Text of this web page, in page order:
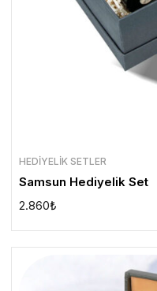
HEDIYELIK SETLER
Samsun Hediyelik Set
2.860₺